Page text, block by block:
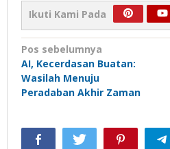
Ikuti Kami Pada
Navigasi
pos
Pos sebelumnya
AI, Kecerdasan Buatan:
Wasilah Menuju
Peradaban Akhir Zaman